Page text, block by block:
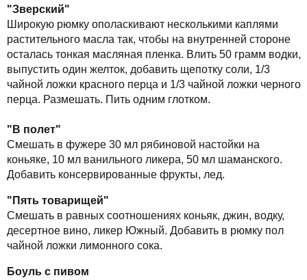
"Зверский"
Широкую рюмку ополаскивают несколькими каплями
растительного масла так, чтобы на внутренней стороне
осталась тонкая масляная пленка. Влить 50 грамм водки,
выпустить один желток, добавить щепотку соли, 1/3
чайной ложки красного перца и 1/3 чайной ложки черного
перца. Размешать. Пить одним глотком.
"В полет"
Смешать в фужере 30 мл рябиновой настойки на
коньяке, 10 мл ванильного ликера, 50 мл шаманского.
Добавить консервированные фрукты, лед.
"Пять товарищей"
Смешать в равных соотношениях коньяк, джин, водку,
десертное вино, ликер Южный. Добавить в рюмку пол
чайной ложки лимонного сока.
Боуль с пивом